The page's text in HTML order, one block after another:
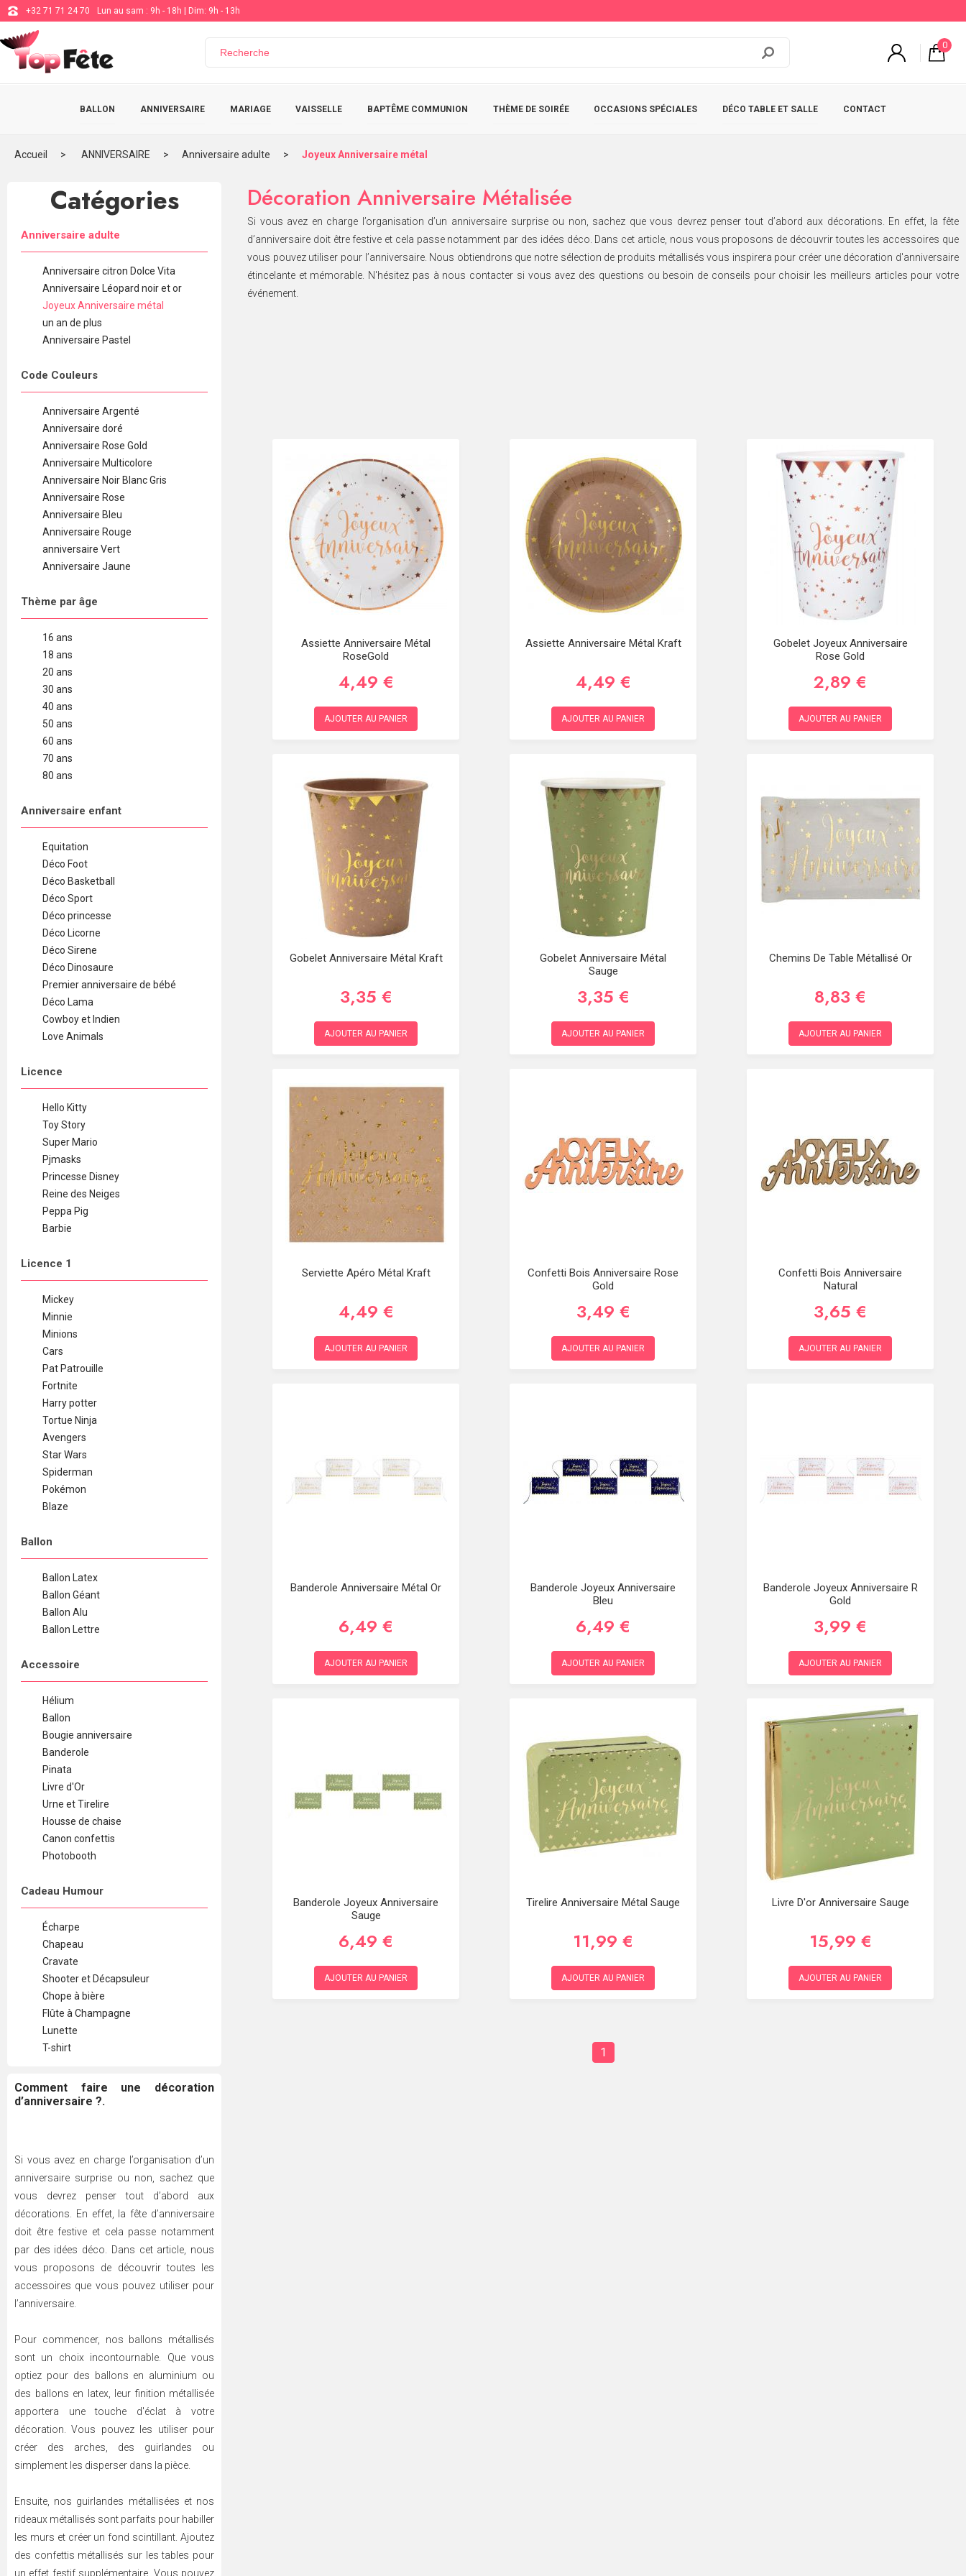
+32 71 71 24 70 Lun au sam : 9h - 18h | Dim: 9h - 13h
0
BALLON ANNIVERSAIRE MARIAGE VAISSELLE BAPTÊME COMMUNION THÈME DE SOIRÉE OCCASIONS SPÉCIALES DÉCO TABLE ET SALLE CONTACT
Accueil ANNIVERSAIRE Anniversaire adulte Joyeux Anniversaire métal
Décoration Anniversaire Métalisée
Si vous avez en charge l’organisation d’un anniversaire surprise ou non, sachez que vous devrez penser tout d’abord aux décorations. En effet, la fête
d’anniversaire doit être festive et cela passe notamment par des idées déco. Dans cet article, nous vous proposons de découvrir toutes les accessoires que
vous pouvez utiliser pour l’anniversaire. Nous obtiendrons que notre sélection de produits métallisés vous inspirera pour créer une décoration d'anniversaire
étincelante et mémorable. N'hésitez pas à nous contacter si vous avez des questions ou besoin de conseils pour choisir les meilleurs articles pour votre
événement.
Assiette Anniversaire Métal
RoseGold
4,49 €
AJOUTER AU PANIER
Assiette Anniversaire Métal Kraft
4,49 €
AJOUTER AU PANIER
Gobelet Joyeux Anniversaire
Rose Gold
2,89 €
AJOUTER AU PANIER
Gobelet Anniversaire Métal Kraft
3,35 €
AJOUTER AU PANIER
Gobelet Anniversaire Métal
Sauge
3,35 €
AJOUTER AU PANIER
Chemins De Table Métallisé Or
8,83 €
AJOUTER AU PANIER
Serviette Apéro Métal Kraft
4,49 €
AJOUTER AU PANIER
Confetti Bois Anniversaire Rose
Gold
3,49 €
AJOUTER AU PANIER
Confetti Bois Anniversaire
Natural
3,65 €
AJOUTER AU PANIER
Banderole Anniversaire Métal Or
6,49 €
AJOUTER AU PANIER
Banderole Joyeux Anniversaire
Bleu
6,49 €
AJOUTER AU PANIER
Banderole Joyeux Anniversaire R
Gold
3,99 €
AJOUTER AU PANIER
Banderole Joyeux Anniversaire
Sauge
6,49 €
AJOUTER AU PANIER
Tirelire Anniversaire Métal Sauge
11,99 €
AJOUTER AU PANIER
Livre D'or Anniversaire Sauge
15,99 €
AJOUTER AU PANIER
1
Catégories
Anniversaire adulte
Anniversaire citron Dolce Vita
Anniversaire Léopard noir et or
Joyeux Anniversaire métal
un an de plus
Anniversaire Pastel
Code Couleurs
Anniversaire Argenté
Anniversaire doré
Anniversaire Rose Gold
Anniversaire Multicolore
Anniversaire Noir Blanc Gris
Anniversaire Rose
Anniversaire Bleu
Anniversaire Rouge
anniversaire Vert
Anniversaire Jaune
Thème par âge
16 ans
18 ans
20 ans
30 ans
40 ans
50 ans
60 ans
70 ans
80 ans
Anniversaire enfant
Equitation
Déco Foot
Déco Basketball
Déco Sport
Déco princesse
Déco Licorne
Déco Sirene
Déco Dinosaure
Premier anniversaire de bébé
Déco Lama
Cowboy et Indien
Love Animals
Licence
Hello Kitty
Toy Story
Super Mario
Pjmasks
Princesse Disney
Reine des Neiges
Peppa Pig
Barbie
Licence 1
Mickey
Minnie
Minions
Cars
Pat Patrouille
Fortnite
Harry potter
Tortue Ninja
Avengers
Star Wars
Spiderman
Pokémon
Blaze
Ballon
Ballon Latex
Ballon Géant
Ballon Alu
Ballon Lettre
Accessoire
Hélium
Ballon
Bougie anniversaire
Banderole
Pinata
Livre d'Or
Urne et Tirelire
Housse de chaise
Canon confettis
Photobooth
Cadeau Humour
Écharpe
Chapeau
Cravate
Shooter et Décapsuleur
Chope à bière
Flûte à Champagne
Lunette
T-shirt
Comment faire une décoration
d’anniversaire ?.
Si vous avez en charge l’organisation d’un
anniversaire surprise ou non, sachez que
vous devrez penser tout d’abord aux
décorations. En effet, la fête d’anniversaire
doit être festive et cela passe notamment
par des idées déco. Dans cet article, nous
vous proposons de découvrir toutes les
accessoires que vous pouvez utiliser pour
l’anniversaire.
Pour commencer, nos ballons métallisés
sont un choix incontournable. Que vous
optiez pour des ballons en aluminium ou
des ballons en latex, leur finition métallisée
apportera une touche d'éclat à votre
décoration. Vous pouvez les utiliser pour
créer des arches, des guirlandes ou
simplement les disperser dans la pièce.
Ensuite, nos guirlandes métallisées et nos
rideaux métallisés sont parfaits pour habiller
les murs et créer un fond scintillant. Ajoutez
des confettis métallisés sur les tables pour
un effet festif supplémentaire. Vous pouvez